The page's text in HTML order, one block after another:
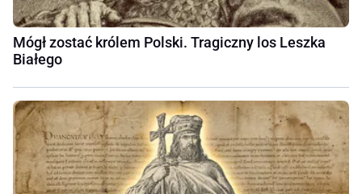
Mógł zostać królem Polski. Tragiczny los Leszka
Białego